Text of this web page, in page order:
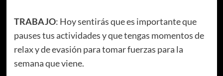
TRABAJO: Hoy sentirás que es importante que
pauses tus actividades y que tengas momentos de
relax y de evasión para tomar fuerzas para la
semana que viene.